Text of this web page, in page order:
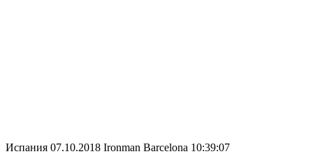
Испания 07.10.2018 Ironman Barcelona 10:39:07